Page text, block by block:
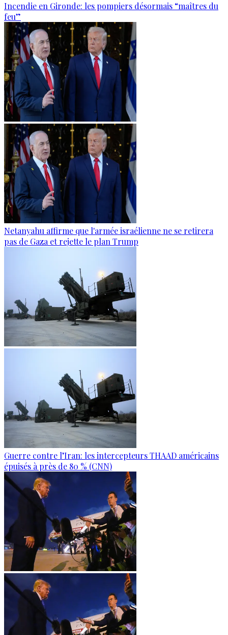
Incendie en Gironde: les pompiers désormais “maîtres du
feu”
Netanyahu affirme que l'armée israélienne ne se retirera
pas de Gaza et rejette le plan Trump
Guerre contre l’Iran: les intercepteurs THAAD américains
épuisés à près de 80 % (CNN)